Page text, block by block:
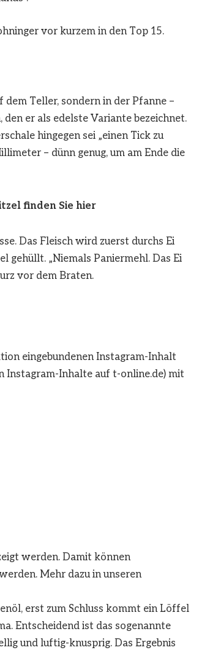
vor kurzem in den Top 15.
Teller, sondern in der Pfanne –
er als edelste Variante bezeichnet.
hingegen sei „einen Tick zu
– dünn genug, um am Ende die
finden Sie hier
Das Fleisch wird zuerst durchs Ei
gehüllt. „Niemals Paniermehl. Das Ei
vor dem Braten.
eingebundenenInstagram-Inhalt
Instagram-Inhalte auf t-online.de) mit
werden. Damit können
Mehr dazu in unseren
erst zum Schluss kommt ein Löffel
Entscheidend ist das sogenannte
und luftig-knusprig. Das Ergebnis